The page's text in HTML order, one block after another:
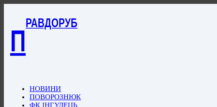
П
РАВДОРУБ
НОВИНИ
ПОВОРОЗНЮК
ФК ІНГУЛЕЦЬ